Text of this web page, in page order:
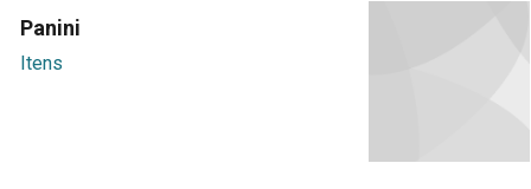
Panini
Itens